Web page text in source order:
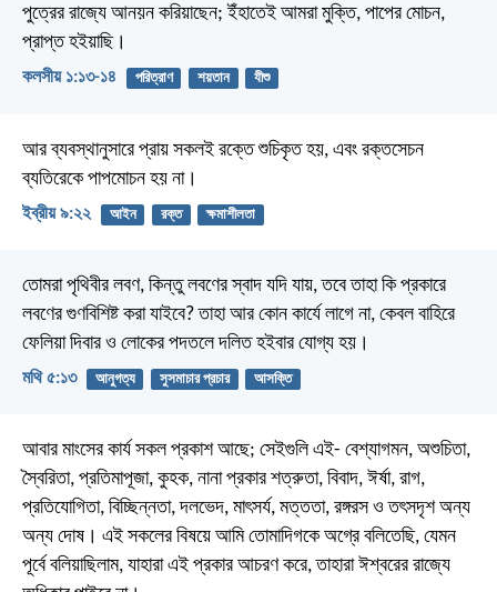
পুত্রের রাজ্যে আনয়ন করিয়াছেন; ইঁহাতেই আমরা মুক্তি, পাপের মোচন,
প্রাপ্ত হইয়াছি।
কলসীয় ১:১৩-১৪ পরিত্রাণ শয়তান যীশু
আর ব্যবস্থানুসারে প্রায় সকলই রক্তে শুচিকৃত হয়, এবং রক্তসেচন
ব্যতিরেকে পাপমোচন হয় না।
ইব্রীয় ৯:২২ আইন রক্ত ক্ষমাশীলতা
তোমরা পৃথিবীর লবণ, কিন্তু লবণের স্বাদ যদি যায়, তবে তাহা কি প্রকারে
লবণের গুণবিশিষ্ট করা যাইবে? তাহা আর কোন কার্যে লাগে না, কেবল বাহিরে
ফেলিয়া দিবার ও লোকের পদতলে দলিত হইবার যোগ্য হয়।
মথি ৫:১৩ আনুগত্য সুসমাচার প্রচার আসক্তি
আবার মাংসের কার্য সকল প্রকাশ আছে; সেইগুলি এই- বেশ্যাগমন, অশুচিতা,
স্বৈরিতা, প্রতিমাপূজা, কুহক, নানা প্রকার শত্রুতা, বিবাদ, ঈর্ষা, রাগ,
প্রতিযোগিতা, বিচ্ছিন্নতা, দলভেদ, মাৎসর্য, মত্ততা, রঙ্গরস ও তৎসদৃশ অন্য
অন্য দোষ। এই সকলের বিষয়ে আমি তোমাদিগকে অগ্রে বলিতেছি, যেমন
পূর্বে বলিয়াছিলাম, যাহারা এই প্রকার আচরণ করে, তাহারা ঈশ্বরের রাজ্যে